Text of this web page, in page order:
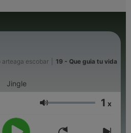
arteaga escobar 19 - Que guia tu vida
Jingle
Głośność 1 x